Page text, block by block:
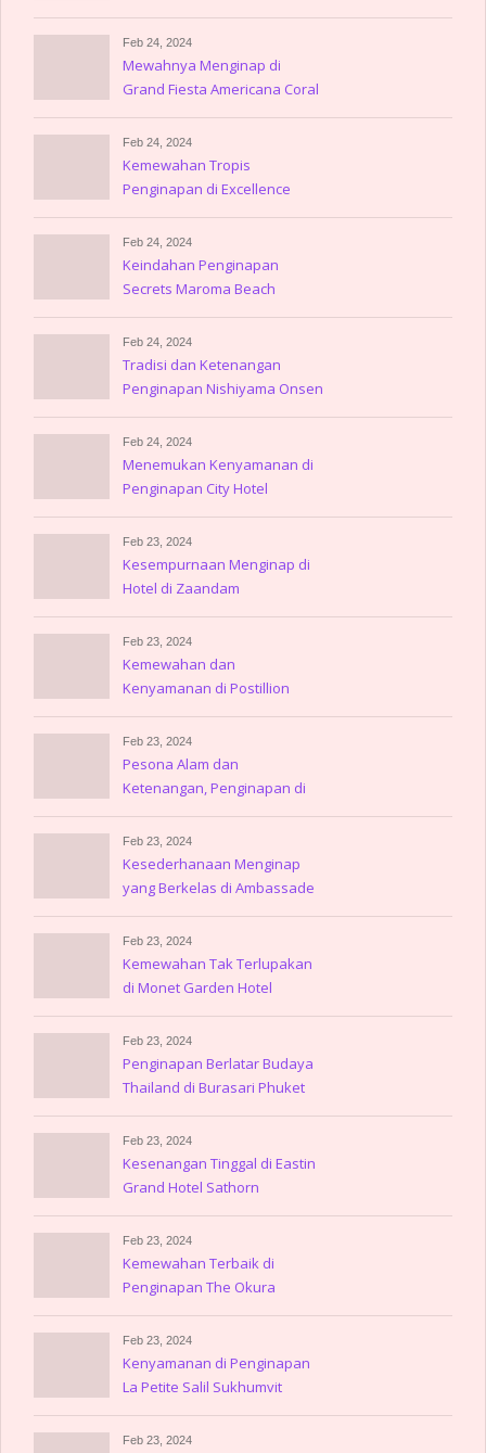
Villahermosa
Feb 24, 2024
Mewahnya Menginap di
Grand Fiesta Americana Coral
Beach
Feb 24, 2024
Kemewahan Tropis
Penginapan di Excellence
Playa Mujeres
Feb 24, 2024
Keindahan Penginapan
Secrets Maroma Beach
Riviera Cancun
Feb 24, 2024
Tradisi dan Ketenangan
Penginapan Nishiyama Onsen
Keiunkan
Feb 24, 2024
Menemukan Kenyamanan di
Penginapan City Hotel
Amerika
Feb 23, 2024
Kesempurnaan Menginap di
Hotel di Zaandam
Feb 23, 2024
Kemewahan dan
Kenyamanan di Postillion
Hotel Amsterdam
Feb 23, 2024
Pesona Alam dan
Ketenangan, Penginapan di
Gulpen
Feb 23, 2024
Kesederhanaan Menginap
yang Berkelas di Ambassade
Hotel
Feb 23, 2024
Kemewahan Tak Terlupakan
di Monet Garden Hotel
Amsterdam
Feb 23, 2024
Penginapan Berlatar Budaya
Thailand di Burasari Phuket
Feb 23, 2024
Kesenangan Tinggal di Eastin
Grand Hotel Sathorn
Feb 23, 2024
Kemewahan Terbaik di
Penginapan The Okura
Prestige Bangkok
Feb 23, 2024
Kenyamanan di Penginapan
La Petite Salil Sukhumvit
Thonglor
Feb 23, 2024